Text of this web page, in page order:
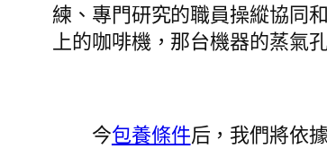
練、專門研究的職員操縱協同
上的咖啡機，那台機器的蒸氣
今包養條件后，我們將依